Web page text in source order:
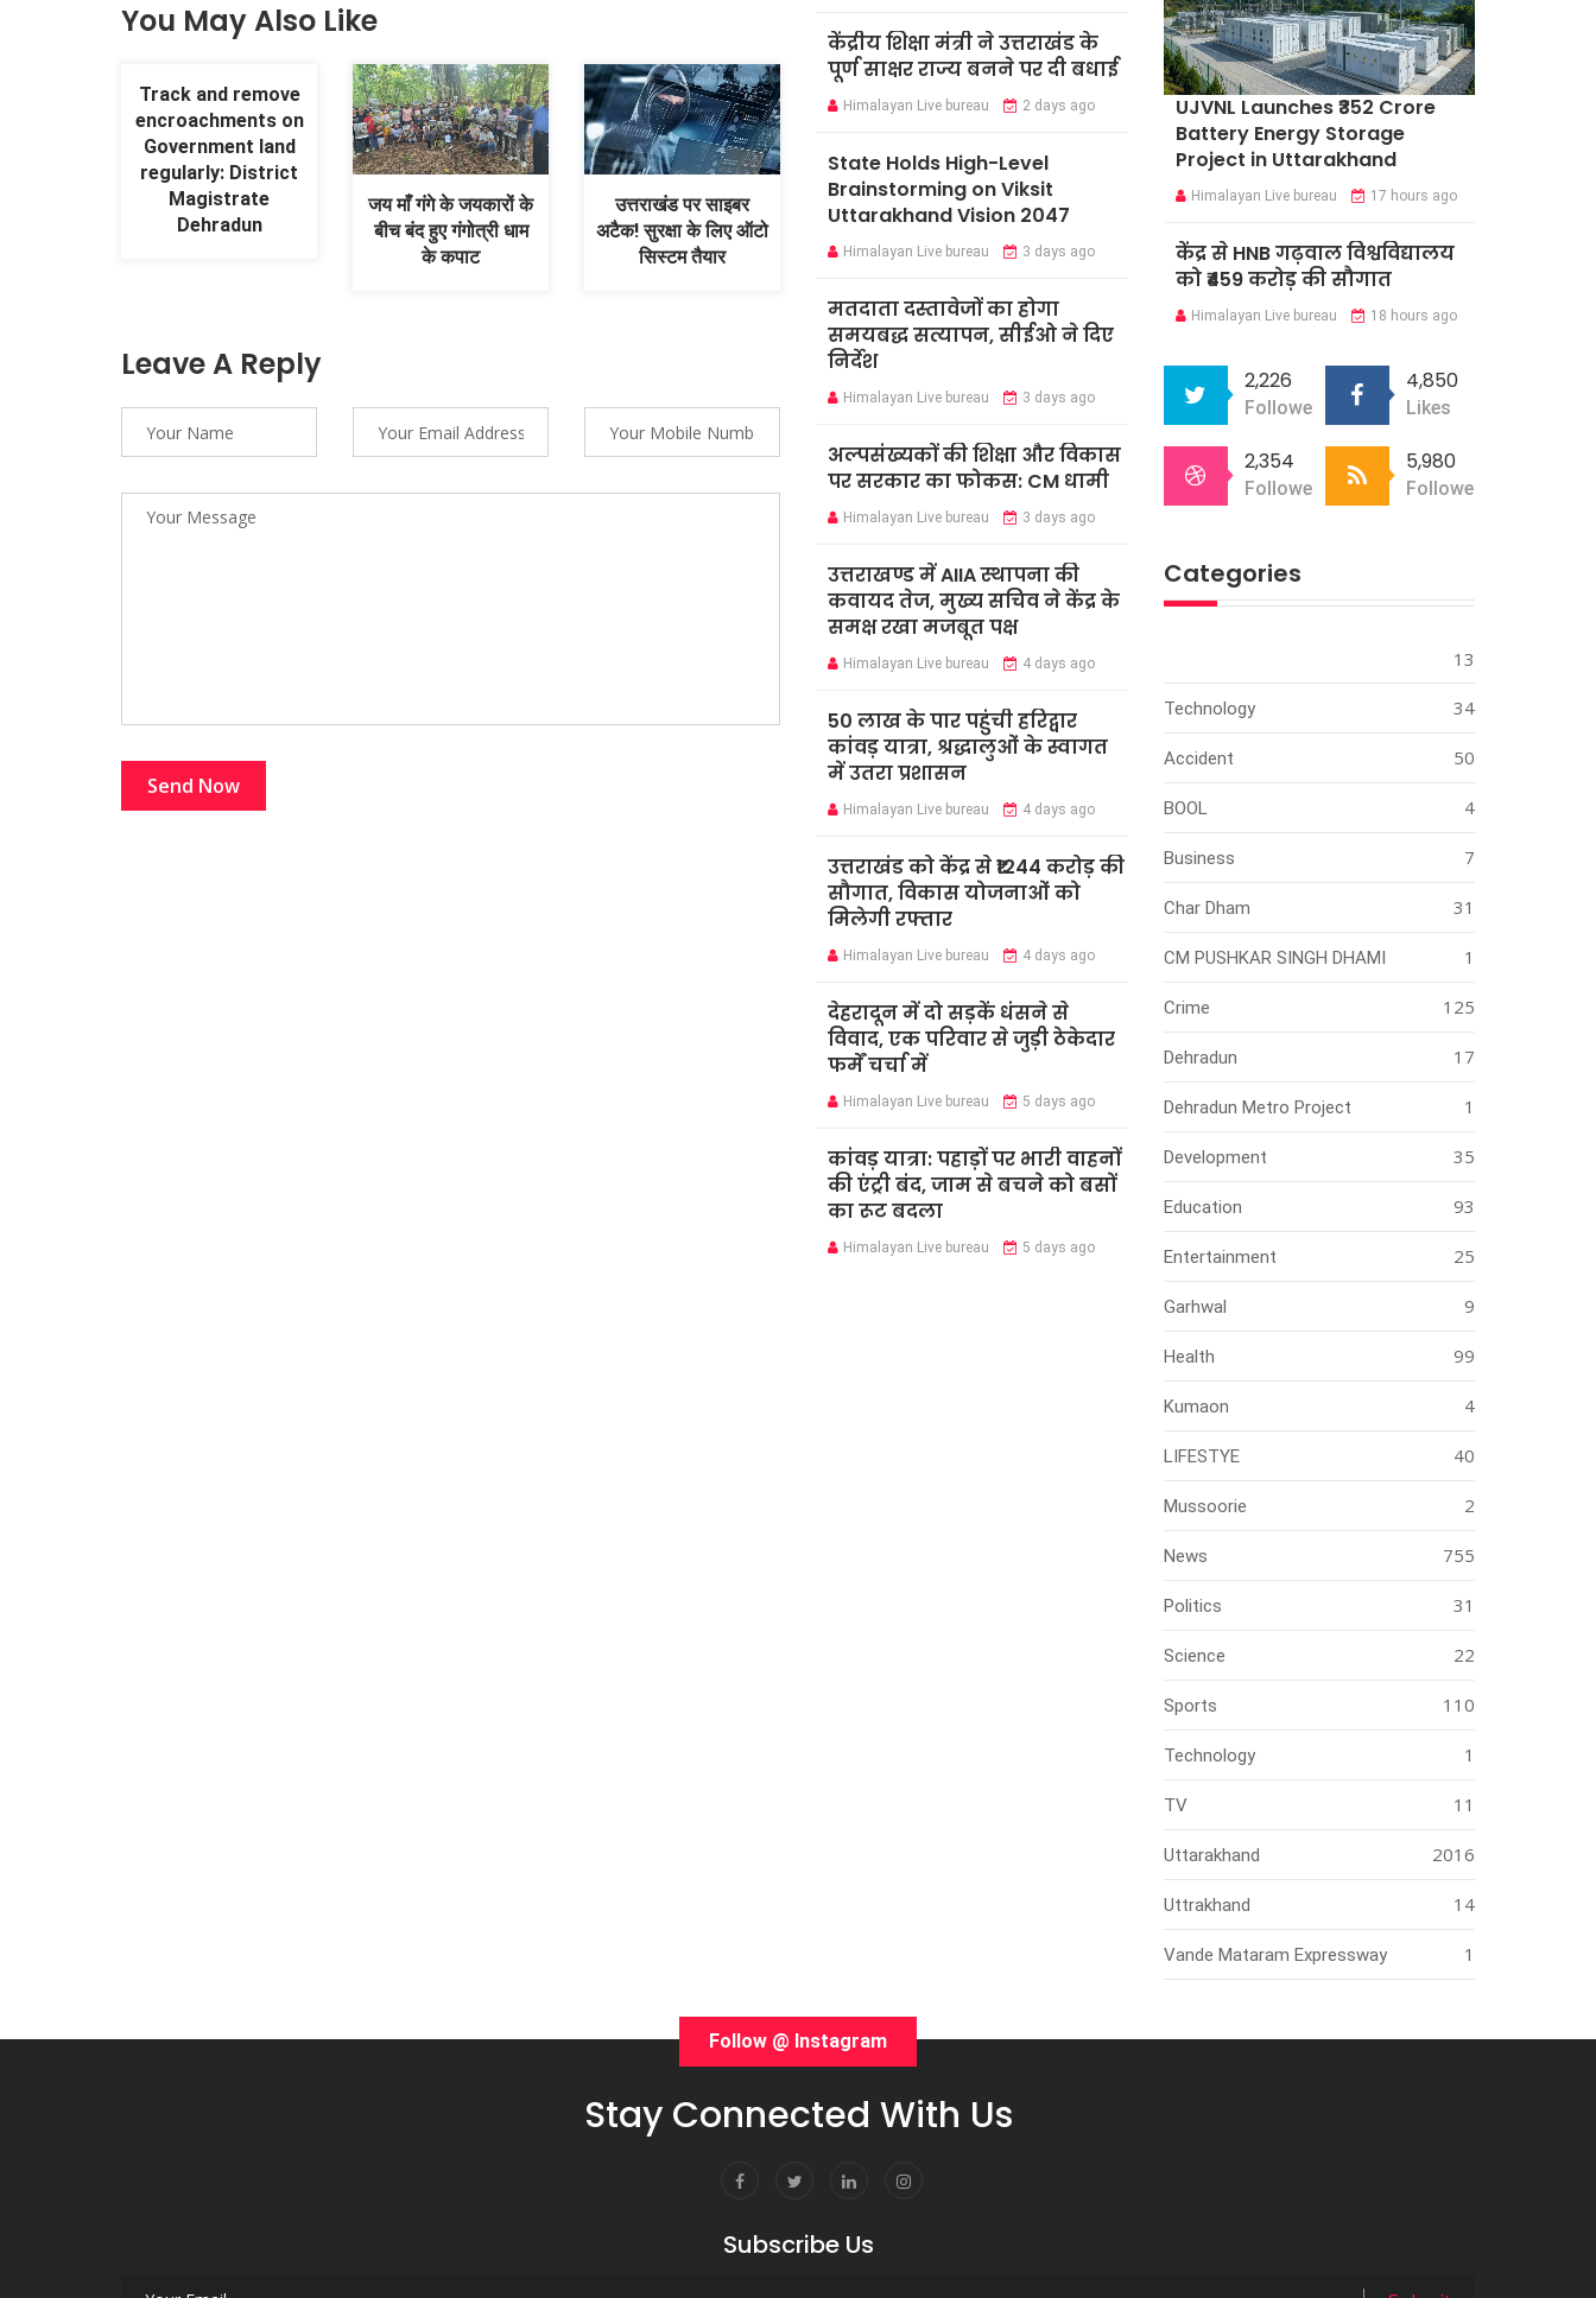
You May Also Like
Track and remove
encroachments on
Government land
regularly: District
Magistrate
Dehradun
जय माँ गंगे के जयकारों के
बीच बंद हुए गंगोत्री धाम
के कपाट
उत्तराखंड पर साइबर
अटैक! सुरक्षा के लिए ऑटो
सिस्टम तैयार
Leave A Reply
केंद्रीय शिक्षा मंत्री ने उत्तराखंड के
पूर्ण साक्षर राज्य बनने पर दी बधाई
Himalayan Live bureau 2 days ago
State Holds High-Level
Brainstorming on Viksit
Uttarakhand Vision 2047
Himalayan Live bureau 3 days ago
मतदाता दस्तावेजों का होगा
समयबद्ध सत्यापन, सीईओ ने दिए
निर्देश
Himalayan Live bureau 3 days ago
अल्पसंख्यकों की शिक्षा और विकास
पर सरकार का फोकस: CM धामी
Himalayan Live bureau 3 days ago
उत्तराखण्ड में AIIA स्थापना की
कवायद तेज, मुख्य सचिव ने केंद्र के
समक्ष रखा मजबूत पक्ष
Himalayan Live bureau 4 days ago
50 लाख के पार पहुंची हरिद्वार
कांवड़ यात्रा, श्रद्धालुओं के स्वागत
में उतरा प्रशासन
Himalayan Live bureau 4 days ago
उत्तराखंड को केंद्र से ₹1244 करोड़ की
सौगात, विकास योजनाओं को
मिलेगी रफ्तार
Himalayan Live bureau 4 days ago
देहरादून में दो सड़कें धंसने से
विवाद, एक परिवार से जुड़ी ठेकेदार
फर्में चर्चा में
Himalayan Live bureau 5 days ago
कांवड़ यात्रा: पहाड़ों पर भारी वाहनों
की एंट्री बंद, जाम से बचने को बसों
का रूट बदला
Himalayan Live bureau 5 days ago
UJVNL Launches ₹352 Crore
Battery Energy Storage
Project in Uttarakhand
Himalayan Live bureau 17 hours ago
केंद्र से HNB गढ़वाल विश्वविद्यालय
को ₹459 करोड़ की सौगात
Himalayan Live bureau 18 hours ago
2,226
Followers
4,850
Likes
2,354
Followers
5,980
Followers
Categories
13
Technology 34
Accident 50
BOOL 4
Business 7
Char Dham 31
CM PUSHKAR SINGH DHAMI 1
Crime 125
Dehradun 17
Dehradun Metro Project 1
Development 35
Education 93
Entertainment 25
Garhwal 9
Health 99
Kumaon 4
LIFESTYE 40
Mussoorie 2
News 755
Politics 31
Science 22
Sports 110
Technology 1
TV 11
Uttarakhand 2016
Uttrakhand 14
Vande Mataram Expressway 1
Follow @ Instagram
Stay Connected With Us
Subscribe Us